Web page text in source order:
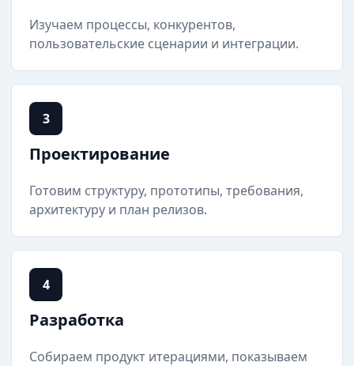
Изучаем процессы, конкурентов,
пользовательские сценарии и интеграции.
3
Проектирование
Готовим структуру, прототипы, требования,
архитектуру и план релизов.
4
Разработка
Собираем продукт итерациями, показываем